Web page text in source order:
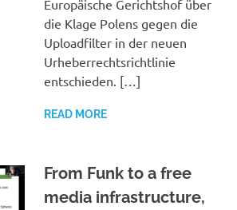
Europäische Gerichtshof über
die Klage Polens gegen die
Uploadfilter in der neuen
Urheberrechtsrichtlinie
entschieden. […]
READ MORE
From Funk to a free
media infrastructure,